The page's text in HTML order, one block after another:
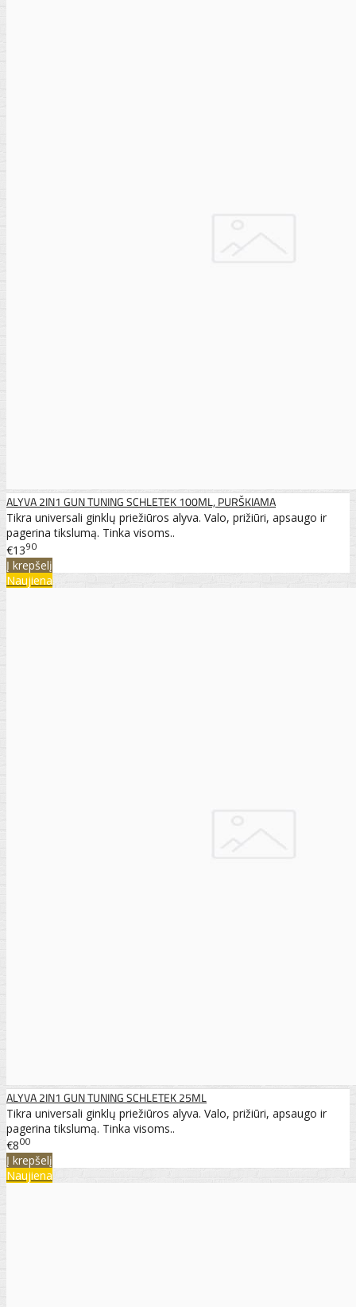
ALYVA 2IN1 GUN TUNING SCHLETEK 100ML, PURŠKIAMA
Tikra universali ginklų priežiūros alyva. Valo, prižiūri, apsaugo ir
pagerina tikslumą. Tinka visoms..
€1390
Į krepšelį
Naujiena
ALYVA 2IN1 GUN TUNING SCHLETEK 25ML
Tikra universali ginklų priežiūros alyva. Valo, prižiūri, apsaugo ir
pagerina tikslumą. Tinka visoms..
€800
Į krepšelį
Naujiena